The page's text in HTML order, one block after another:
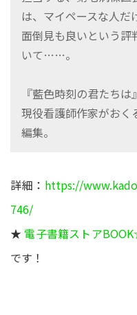
は、マイペースな人だ
面倒見も良いという評
いて……。
『藍色時刻の君たち
現役看護師作家がおく
編集。
詳細： https://
746/
★ 電子書籍ストア
です！